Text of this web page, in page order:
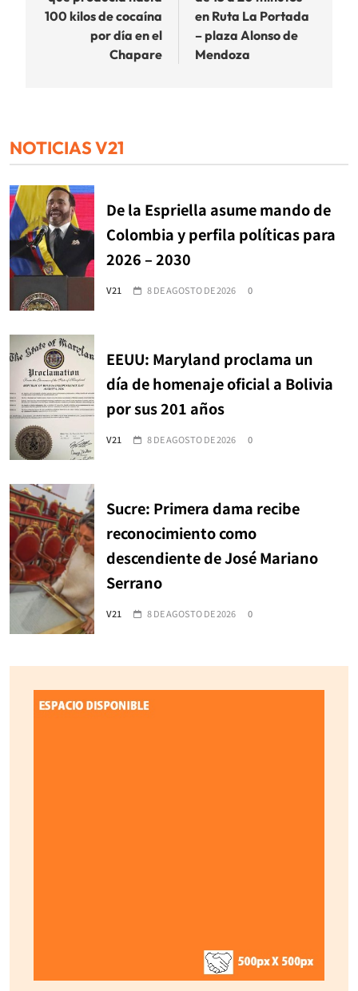
100 kilos de cocaína
por día en el
Chapare
en Ruta La Portada
– plaza Alonso de
Mendoza
NOTICIAS V21
De la Espriella asume mando de
Colombia y perfila políticas para
2026 – 2030
V21 8 DE AGOSTO DE 2026 0
EEUU: Maryland proclama un
día de homenaje oficial a Bolivia
por sus 201 años
V21 8 DE AGOSTO DE 2026 0
Sucre: Primera dama recibe
reconocimiento como
descendiente de José Mariano
Serrano
V21 8 DE AGOSTO DE 2026 0